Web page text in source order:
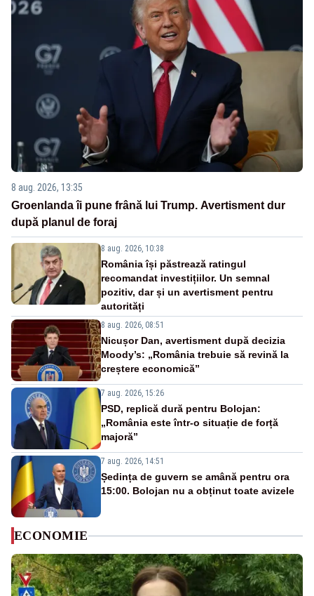
8 aug. 2026, 13:35
Groenlanda îi pune frână lui Trump. Avertisment dur
după planul de foraj
8 aug. 2026, 10:38
România își păstrează ratingul
recomandat investițiilor. Un semnal
pozitiv, dar și un avertisment pentru
autorități
8 aug. 2026, 08:51
Nicușor Dan, avertisment după decizia
Moody’s: „România trebuie să revină la
creștere economică”
7 aug. 2026, 15:26
PSD, replică dură pentru Bolojan:
„România este într-o situație de forță
majoră”
7 aug. 2026, 14:51
Ședința de guvern se amână pentru ora
15:00. Bolojan nu a obținut toate avizele
ECONOMIE